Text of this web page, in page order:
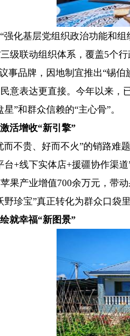
强化基层党组织政治功能和
级联动组织体系，覆盖5个
事品牌，因地制宜推出“锡
意表达更直接。今年以来，
”和群众信赖的“主心骨”。
激活增收“新引擎”
而不贵、好而不火”的销路难
台+线下实体店+援疆协作渠
果产业增值700余万元，带
野珍宝”真正转化为群众口袋
绘就幸福“新图景”